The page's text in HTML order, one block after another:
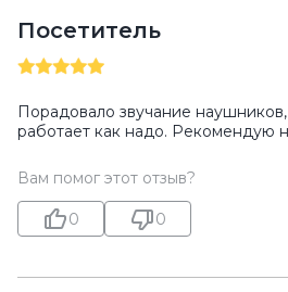
Посетитель
Порадовало звучание
работает как надо. Рекомендую
Вам помог этот отзыв?
0 0